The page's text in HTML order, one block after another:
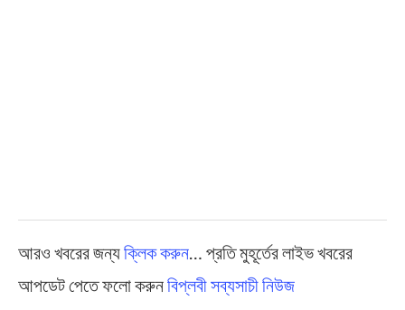
আরও খবরের জন্যক্লিক করুন… প্রতি মুহূর্তের লাইভ খবরের
আপডেট পেতে ফলো করুনবিপ্লবী সব্যসাচী নিউজ